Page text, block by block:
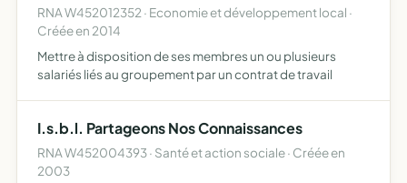
RNA W452012352 · Economie et développement local ·
Créée en 2014
Mettre à disposition de ses membres un ou plusieurs
salariés liés au groupement par un contrat de travail
I.s.b.l. Partageons Nos Connaissances
RNA W452004393 · Santé et action sociale · Créée en
2003